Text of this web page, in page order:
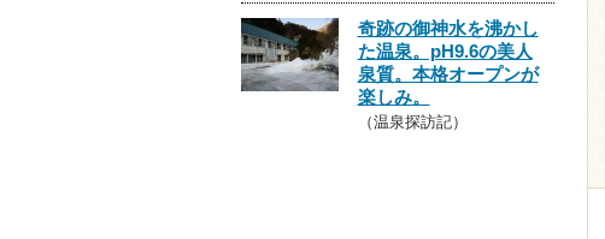
奇跡の御神水を沸かし
た温泉。pH9.6の美人
泉質。本格オープンが
楽しみ。
（温泉探訪記）